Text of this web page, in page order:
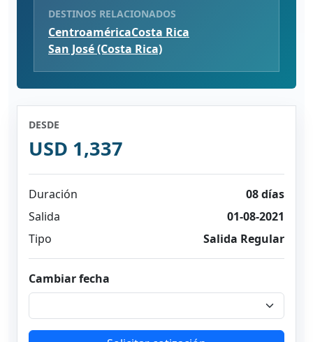
DESTINOS RELACIONADOS
CentroaméricaCosta Rica
San José (Costa Rica)
DESDE
USD 1,337
Duración
08 días
Salida
01-08-2021
Tipo
Salida Regular
Cambiar fecha